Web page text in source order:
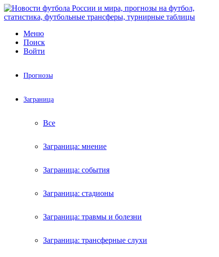
Меню
Поиск
Войти
Прогнозы
Заграница
Все
Заграница: мнение
Заграница: события
Заграница: стадионы
Заграница: травмы и болезни
Заграница: трансферные слухи